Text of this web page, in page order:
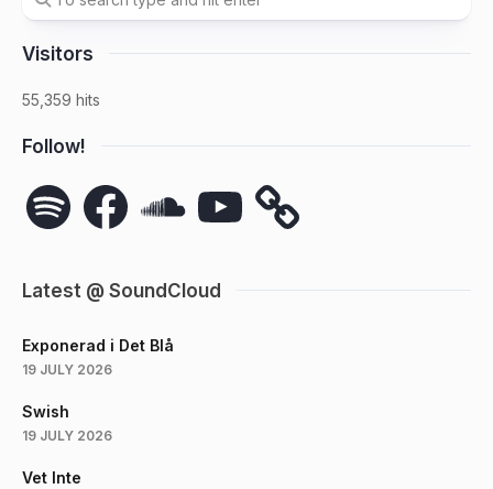
Visitors
55,359 hits
Follow!
Spotify Facebook YouTube
Latest @ SoundCloud
Exponerad i Det Blå
19 JULY 2026
Swish
19 JULY 2026
Vet Inte